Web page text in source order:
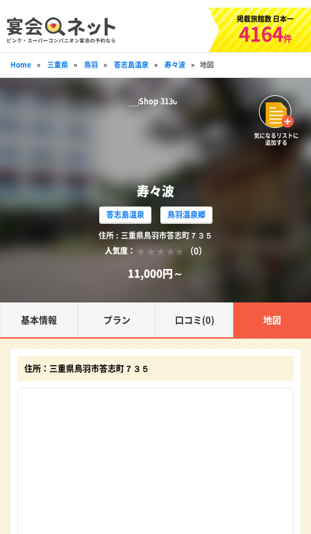
掲載旅館数 日本一
4164件
Home » 三重県 » 鳥羽 » 答志島温泉 » 寿々波 » 地図
寿々波
答志島温泉
鳥羽温泉郷
住所 : 三重県鳥羽市答志町７３５
人気度：
（0）
11,000円～
気になるリストに
追加する
基本情報 プラン 口コミ(0) 地図
住所：三重県鳥羽市答志町７３５